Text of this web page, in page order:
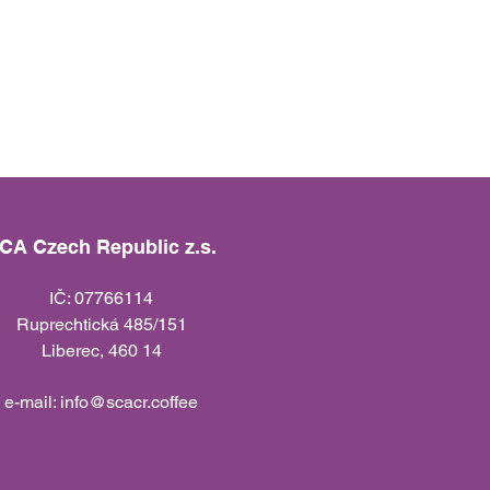
Czech Republic z.s.
IČ: 07766114
Ruprechtická 485/151
Liberec, 460 14
e-mail: info@scacr.coffee